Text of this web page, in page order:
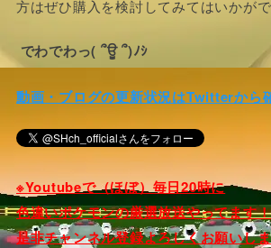
方はぜひ購入を検討してみてはいかがで
でわでわっ( ՞ਊ ՞)ﾉｼ
動画・ブログの更新状況はTwitterから
※Youtubeで（ほぼ）毎日20時に
色違いポケモンの厳選放送やってます！
是非チャンネル登録よろしくお願いし